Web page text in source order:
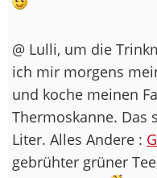
@ Lulli, um die
ich mir morgens
und koche meinen
Thermoskanne. Das
Liter. Alles Andere :
gebrühter grüner